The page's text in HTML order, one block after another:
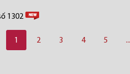
1302
1 2 3 4 5 ...